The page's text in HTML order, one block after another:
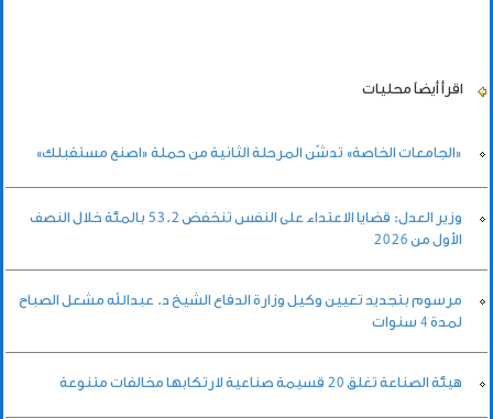
اقرأ أيضاً محليات
«الجامعات الخاصة» تدشّن المرحلة الثانية من حملة «اصنع مستقبلك»
وزير العدل: قضايا الاعتداء على النفس تنخفض 53.2 بالمئة خلال النصف
الأول من 2026
مرسوم بتجديد تعيين وكيل وزارة الدفاع الشيخ د. عبدالله مشعل الصباح
لمدة 4 سنوات
هيئة الصناعة تغلق 20 قسيمة صناعية لارتكابها مخالفات متنوعة